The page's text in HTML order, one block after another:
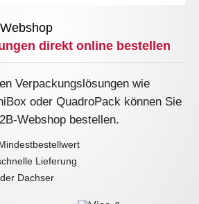
direkt online bestellen
Verpackungslösungen wie
oder QuadroPack können Sie
Webshop bestellen.
Lieferung
Dachser